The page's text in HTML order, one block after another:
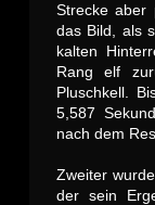
Strecke aber
das Bild, als
kalten
Rang elf
Pluschkell.
5,587
nach dem
Zweiter
der sein